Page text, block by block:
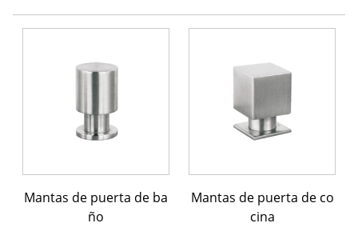
Mantas de puerta de ba
ño
Mantas de puerta de co
cina